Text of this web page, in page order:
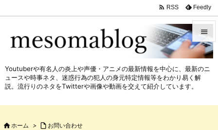



 RSS Feedly
Youtuberや有名人の炎上や声優・アニメの最新情報を中心に、最新のニ
ュースや時事ネタ、迷惑行為の犯人の身元特定情報等をわかり易く解
説。流行りのネタをTwitterや画像や動画を交えて紹介しています。
 ホーム >  お問い合わせ